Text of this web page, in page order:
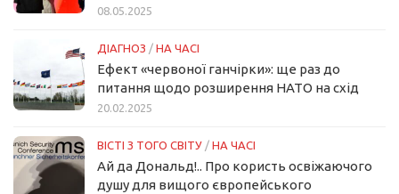
08.05.2025
ДІАГНОЗ / НА ЧАСІ
Ефект «червоної ганчірки»: ще раз до
питання щодо розширення НАТО на схід
20.02.2025
ВІСТІ З ТОГО СВІТУ / НА ЧАСІ
Ай да Дональд!.. Про користь освіжаючого
душу для вищого європейського